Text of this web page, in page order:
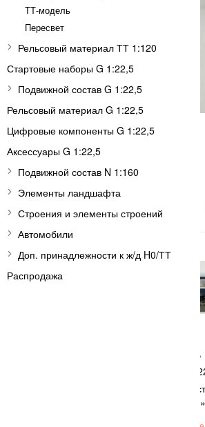
ТТ-модель
Пересвет
Рельсовый материал ТТ 1:120
Стартовые наборы G 1:22,5
Подвижной состав G 1:22,5
Рельсовый материал G 1:22,5
Цифровые компоненты G 1:22,5
Аксессуары G 1:22,5
Подвижной состав N 1:160
Элементы ландшафта
Строения и элементы строений
Автомобили
Доп. принадлежности к ж/д H0/ТТ
Распродажа
ТТ-модель
Вагон-